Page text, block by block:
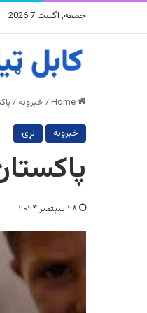
جمعه, اگست 7 2026
/خبرونه /
خبرونه نړۍ
۲۸ سپتمبر ۲۰۲۴